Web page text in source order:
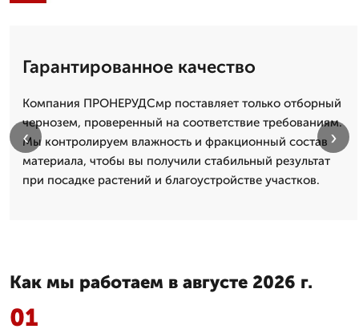
Гарантированное качество
Компания ПРОНЕРУДСмр поставляет только отборный
чернозем, проверенный на соответствие требованиям.
Мы контролируем влажность и фракционный состав
материала, чтобы вы получили стабильный результат
при посадке растений и благоустройстве участков.
‹ ›
Как мы работаем в августе 2026 г.
01